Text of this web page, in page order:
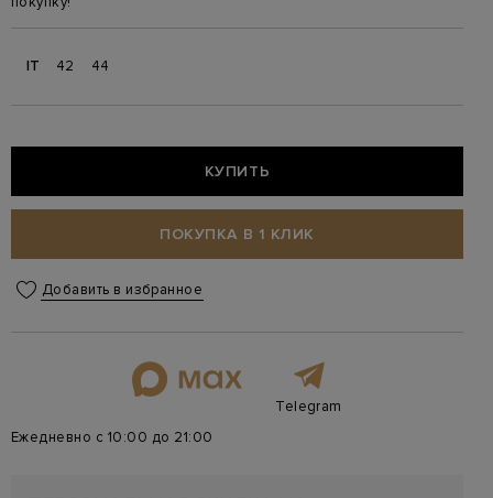
IT 42 44
КУПИТЬ
ПОКУПКА В 1 КЛИК
Добавить в избранное
Telegram
Ежедневно с 10:00 до 21:00